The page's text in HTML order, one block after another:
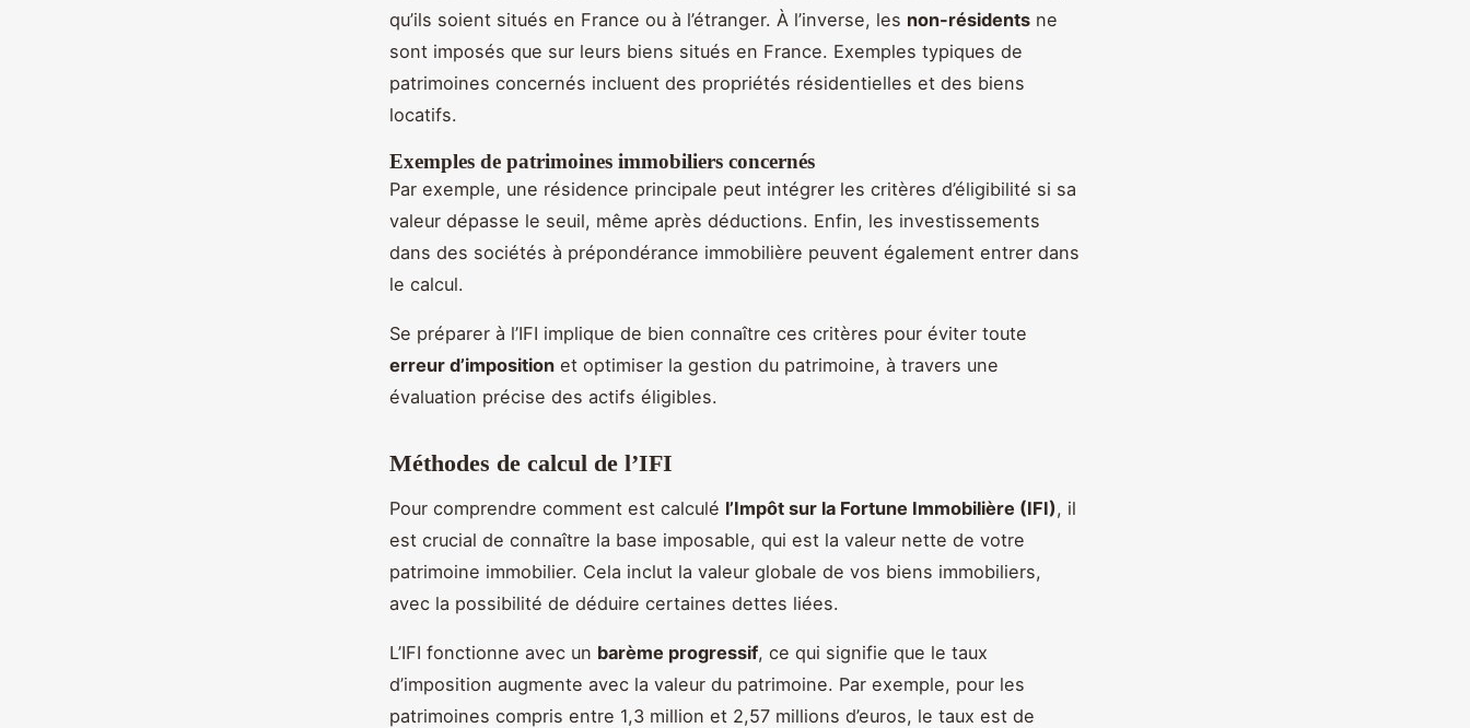
qu’ils soient situés en France ou à l’étranger. À l’inverse, les non-résidents ne
sont imposés que sur leurs biens situés en France. Exemples typiques de
patrimoines concernés incluent des propriétés résidentielles et des biens
locatifs.
Exemples de patrimoines immobiliers concernés
Par exemple, une résidence principale peut intégrer les critères d’éligibilité si sa
valeur dépasse le seuil, même après déductions. Enfin, les investissements
dans des sociétés à prépondérance immobilière peuvent également entrer dans
le calcul.
Se préparer à l’IFI implique de bien connaître ces critères pour éviter toute
erreur d’imposition et optimiser la gestion du patrimoine, à travers une
évaluation précise des actifs éligibles.
Méthodes de calcul de l’IFI
Pour comprendre comment est calculé l’Impôt sur la Fortune Immobilière (IFI), il
est crucial de connaître la base imposable, qui est la valeur nette de votre
patrimoine immobilier. Cela inclut la valeur globale de vos biens immobiliers,
avec la possibilité de déduire certaines dettes liées.
L’IFI fonctionne avec un barème progressif, ce qui signifie que le taux
d’imposition augmente avec la valeur du patrimoine. Par exemple, pour les
patrimoines compris entre 1,3 million et 2,57 millions d’euros, le taux est de